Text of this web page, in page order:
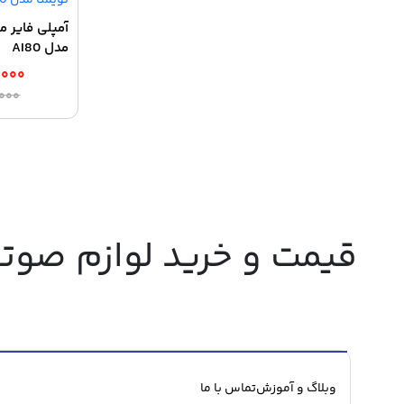
آمپلی فایر
مدل AI80
قیمت و خرید لوازم
وبلاگ و آموزشتماس با ما